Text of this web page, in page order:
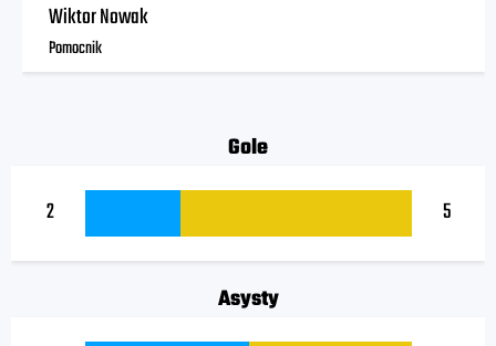
Wiktor Nowak
Pomocnik
Gole
2
5
Asysty